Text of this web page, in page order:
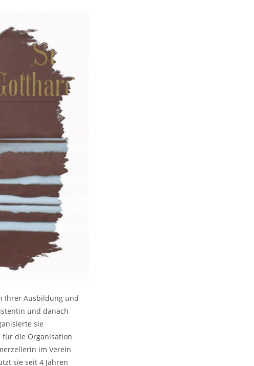
Ihrer Ausbildung und
und danach
sie
die Organisation
im Verein
sie seit 4 Jahren